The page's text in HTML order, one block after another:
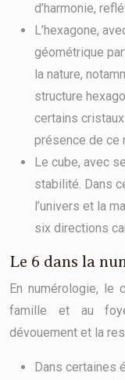
d’harmonie,
L’hexagone,
géométrique
la nature,
structure
certains
présence de ce
Le cube, avec
stabilité. Dans
l’univers et la
six directions
Le 6 dans la
En numérologie, le
famille et au
dévouement et la
Dans certaines